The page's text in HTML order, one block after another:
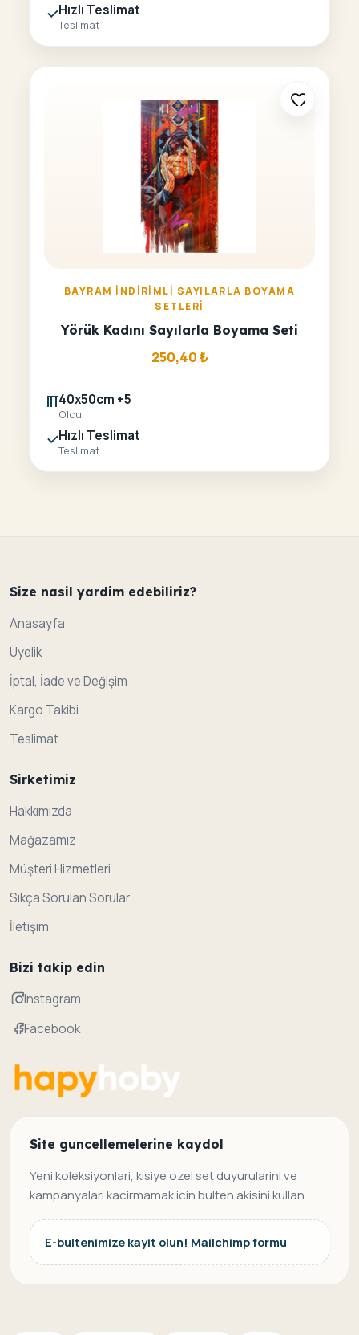
Hızlı Teslimat
Teslimat
BAYRAM İNDIRIMLI SAYILARLA BOYAMA
SETLERI
Yörük Kadını Sayılarla Boyama Seti
250,40₺
40x50cm +5
Olcu
Hızlı Teslimat
Teslimat
Size nasil yardim edebiliriz?
Anasayfa
Üyelik
İptal, İade ve Değişim
Kargo Takibi
Teslimat
Sirketimiz
Hakkımızda
Mağazamız
Müşteri Hizmetleri
Sıkça Sorulan Sorular
İletişim
Bizi takip edin
Instagram
Facebook
Site guncellemelerine kaydol
Yeni koleksiyonlari, kisiye ozel set duyurularini ve
kampanyalari kacirmamak icin bulten akisini kullan.
E-bultenimize kayit olun! Mailchimp formu